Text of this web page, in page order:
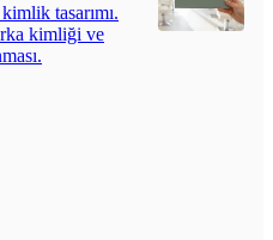
tasarımı.
kimliği ve